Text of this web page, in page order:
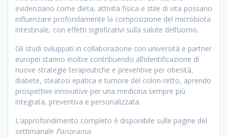
evidenziano come dieta, attività fisica e stile di vita possano
influenzare profondamente la composizione del microbiota
intestinale, con effetti significativi sulla salute dell’uomo.
Gli studi sviluppati in collaborazione con università e partner
europei stanno inoltre contribuendo all’identificazione di
nuove strategie terapeutiche e preventive per obesità,
diabete, steatosi epatica e tumore del colon-retto, aprendo
prospettive innovative per una medicina sempre più
integrata, preventiva e personalizzata.
L’approfondimento completo è disponibile sulle pagine del
settimanale Panorama.